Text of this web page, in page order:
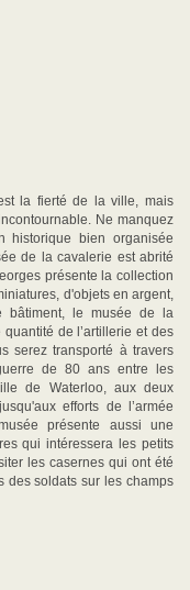
la fierté de la ville, mais
Ne manquez
historique bien organisée
de la cavalerie est abrité
présente la collection
d'objets en argent,
bâtiment, le musée de la
de l’artillerie et des
serez transporté à travers
de 80 ans entre les
de Waterloo, aux deux
efforts de l’armée
présente aussi une
qui intéressera les petits
les casernes qui ont été
des soldats sur les champs